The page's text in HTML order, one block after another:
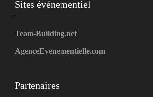
Sites événementiel
Team-Building.net
AgenceEvenementielle.com
Partenaires